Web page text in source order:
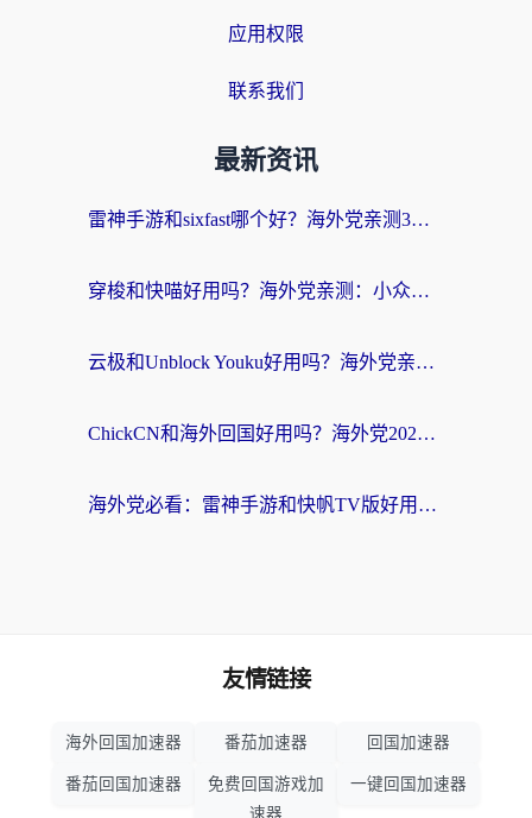
应用权限
联系我们
最新资讯
雷神手游和sixfast哪个好？海外党亲测3款回国加速器，教你选对不踩坑
穿梭和快喵好用吗？海外党亲测：小众加速器对比+番茄加速器深度体验
云极和Unblock Youku好用吗？海外党亲测+2026回国加速器避坑指南
ChickCN和海外回国好用吗？海外党2026亲测：从手游到影音，选对加速器的3个关键
海外党必看：雷神手游和快帆TV版好用吗？3步选对回国加速器不踩坑
友情链接
海外回国加速器 番茄加速器 回国加速器
番茄回国加速器
免费回国游戏加
速器
一键回国加速器